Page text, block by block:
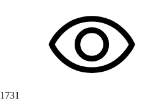
1731